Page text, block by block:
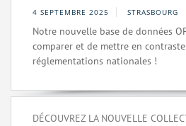
4 SEPTEMBRE 2025 STRASBOURG
Notre nouvelle base de données
comparer et de mettre en
réglementations nationales !
DÉCOUVREZ LA NOUVELLE